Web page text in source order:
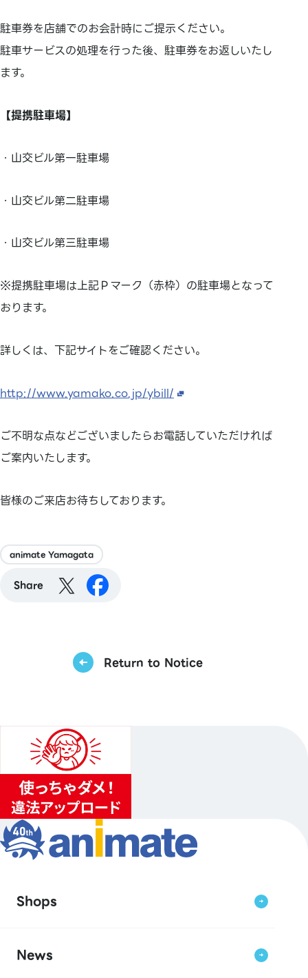
駐車券を店舗でのお会計時にご提示ください。
駐車サービスの処理を行った後、駐車券をお返しいたし
ます。
【提携駐車場】
・山交ビル第一駐車場
・山交ビル第二駐車場
・山交ビル第三駐車場
※提携駐車場は上記Ｐマーク（赤枠）の駐車場となって
おります。
詳しくは、下記サイトをご確認ください。
http://www.yamako.co.jp/ybill/
ご不明な点などございましたらお電話していただければ
ご案内いたします。
皆様のご来店お待ちしております。
animate Yamagata
Share
Return to Notice
Shops
News